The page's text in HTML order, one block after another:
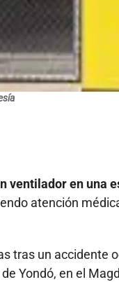
ventilador en una
atención
tras un accidente
Yondó, en el